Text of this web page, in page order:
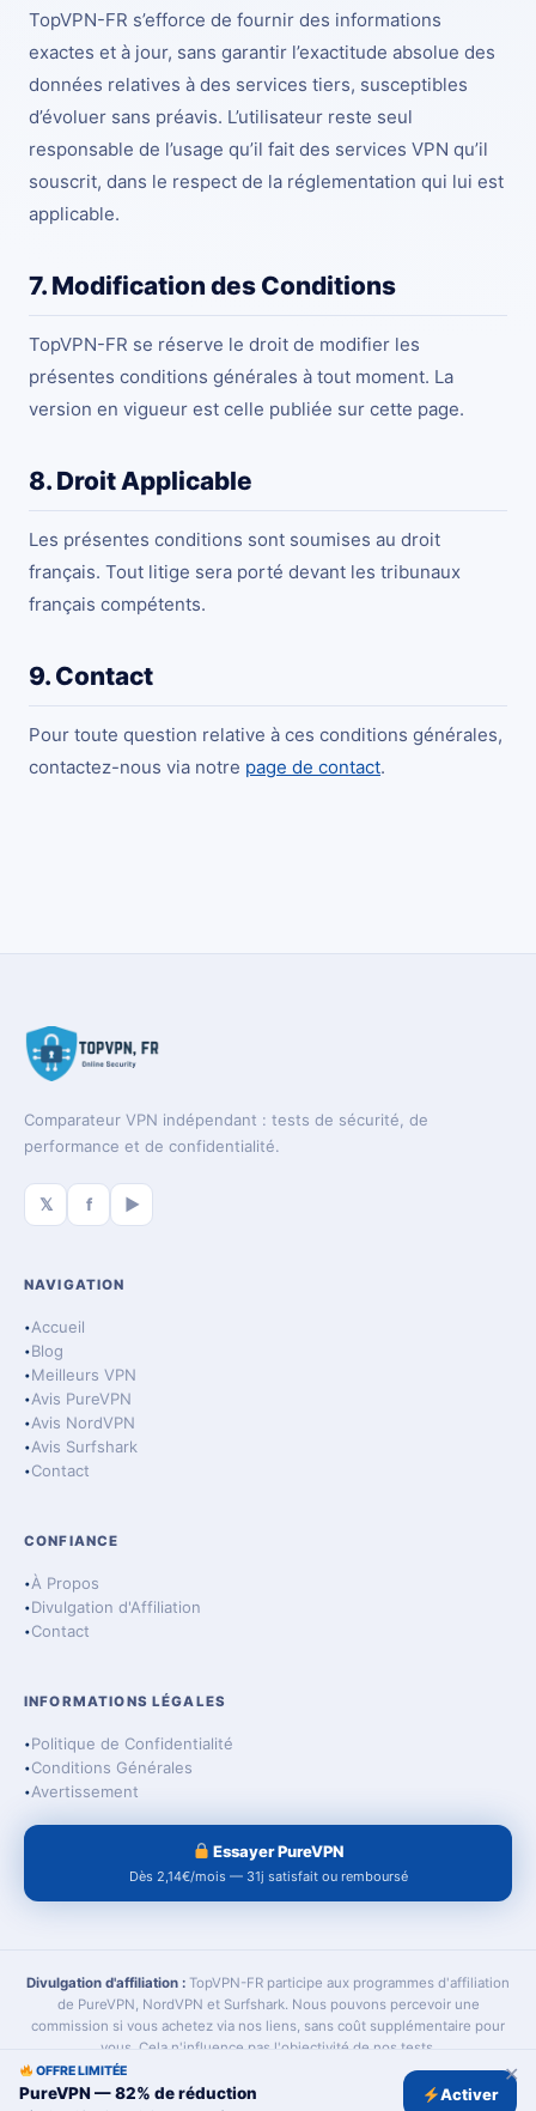
TopVPN-FR s’efforce de fournir des informations
exactes et à jour, sans garantir l’exactitude absolue des
données relatives à des services tiers, susceptibles
d’évoluer sans préavis. L’utilisateur reste seul
responsable de l’usage qu’il fait des services VPN qu’il
souscrit, dans le respect de la réglementation qui lui est
applicable.
7. Modification des Conditions
TopVPN-FR se réserve le droit de modifier les
présentes conditions générales à tout moment. La
version en vigueur est celle publiée sur cette page.
8. Droit Applicable
Les présentes conditions sont soumises au droit
français. Tout litige sera porté devant les tribunaux
français compétents.
9. Contact
Pour toute question relative à ces conditions générales,
contactez-nous via notre page de contact.
Comparateur VPN indépendant : tests de sécurité, de
performance et de confidentialité.
𝕏 f ▶
NAVIGATION
Accueil
Blog
Meilleurs VPN
Avis PureVPN
Avis NordVPN
Avis Surfshark
Contact
CONFIANCE
À Propos
Divulgation d'Affiliation
Contact
INFORMATIONS LÉGALES
Politique de Confidentialité
Conditions Générales
Avertissement
Essayer PureVPN
Dès 2,14€/mois — 31j satisfait ou remboursé
Divulgation d'affiliation : TopVPN-FR participe aux programmes d'affiliation
de PureVPN, NordVPN et Surfshark. Nous pouvons percevoir une
commission si vous achetez via nos liens, sans coût supplémentaire pour
vous. Cela n'influence pas l'objectivité de nos tests.
© 2026 TopVPN-FR — Tous droits réservés
✕
OFFRE LIMITÉE
PureVPN — 82% de réduction Activer